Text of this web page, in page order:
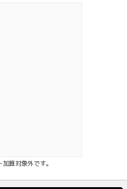
算対象外です。